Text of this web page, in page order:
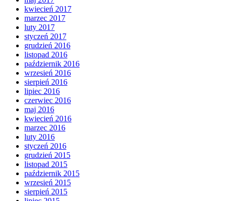
kwiecień 2017
marzec 2017
luty 2017
styczeń 2017
grudzień 2016
listopad 2016
październik 2016
wrzesień 2016
sierpień 2016
lipiec 2016
czerwiec 2016
maj 2016
kwiecień 2016
marzec 2016
luty 2016
styczeń 2016
grudzień 2015
listopad 2015
październik 2015
wrzesień 2015
sierpień 2015